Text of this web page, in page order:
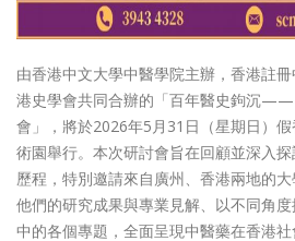
由香港中文大學中醫學院主辦，香港註
港史學會共同合辦的「百年醫史鉤沉
會」，將於2026年5月31日（星期日）
術園舉行。本次研討會旨在回顧並深入
歷程，特別邀請來自廣州、香港兩地的
他們的研究成果與專業見解、以不同角
中的各個專題，全面呈現中醫藥在香港